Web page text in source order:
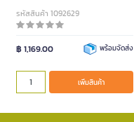
รหัสสินค้า 1092629
฿ 1,169.00 พร้อมจัดส่ง
เพิ่มสินค้า